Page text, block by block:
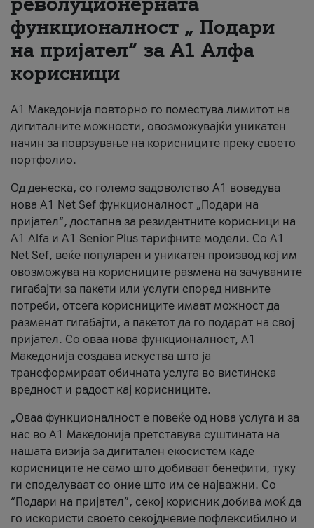
За нас
#ПодобарОнлајн
функционалност „ Подари
на пријател“ за А1 Алфа
корисници
А1 Македонија повторно го поместува лимитот на
дигиталните можности, овозможувајќи уникатен
начин за поврзување на корисниците преку своето
портфолио.
Од денеска, со големо задоволство А1 воведува
нова A1 Net Sef функционалност „Подари на
пријател“, достапна за резидентните корисници на
А1 Alfa и A1 Senior Plus тарифните модели. Со A1
Net Sef, веќе популарен и уникатен производ кој им
овозможува на корисниците размена на зачуваните
гигабајти за пакети или услуги според нивните
потреби, отсега корисниците имаат можност да
разменат гигабајти, а пакетот да го подарат на свој
пријател. Со оваа нова функционалност, А1
Македонија создава искуства што ја
трансформираат обичната услуга во вистинска
вредност и радост кај корисниците.
„Оваа функционалност е повеќе од нова услуга и за
нас во А1 Македонија претставува суштината на
нашата визија за дигитален екосистем каде
корисниците не само што добиваат бенефити, туку
ги споделуваат со оние што им се најважни. Со
“Подари на пријател”, секој корисник добива моќ да
го искористи своето секојдневие пофлексибилно и